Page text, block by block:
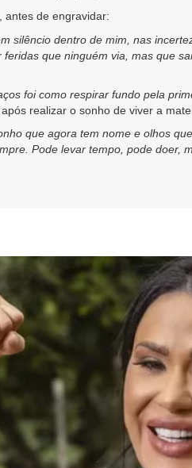
antes de engravidar:
silêncio dentro de mim, nas
que ninguém via, mas que
foi como respirar fundo pela
após realizar o sonho de viver a
que agora tem nome e olhos
Pode levar tempo, pode doer,